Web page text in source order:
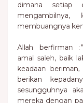
dimana setiap
mengambilnya,
membuangnya
Allah berfirman
amal saleh, baik
keadaan
berikan
sesungguhnya
mereka dengan